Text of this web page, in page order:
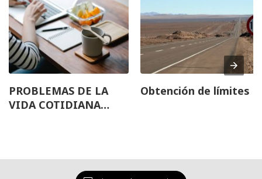
PROBLEMAS DE LA
VIDA COTIDIANA
Obtención de límites